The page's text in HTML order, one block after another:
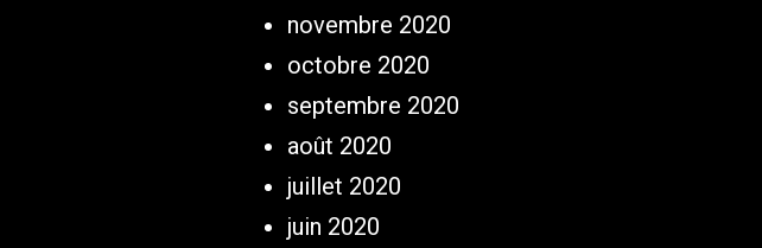
novembre 2020
octobre 2020
septembre 2020
août 2020
juillet 2020
juin 2020